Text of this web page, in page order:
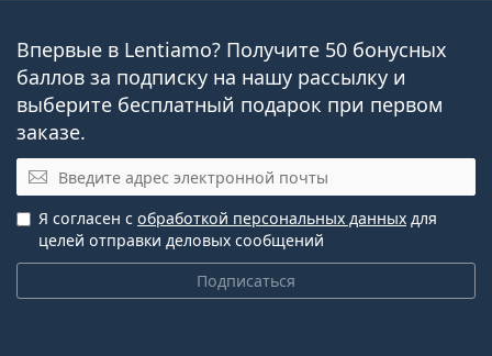
Впервые в Lentiamo? Получите 50 бонусных
баллов за подписку на нашу рассылку и
выберите бесплатный подарок при первом
заказе.
Эл. почта
Подписаться
Я согласен с обработкой персональных данных для
целей отправки деловых сообщений